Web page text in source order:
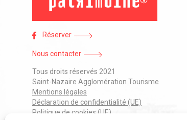
Réserver
Nous contacter
Tous droits réservés 2021
Saint-Nazaire Agglomération Tourisme
Mentions légales
Déclaration de confidentialité (UE)
Politique de cookies (UE)